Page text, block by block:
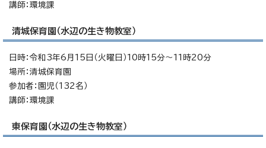
講師：環境課
清城保育園（水辺の生き物教室）
日時：令和3年6月15日（火曜日）10時15分～11時20分
場所：清城保育園
参加者：園児（132名）
講師：環境課
東保育園（水辺の生き物教室）